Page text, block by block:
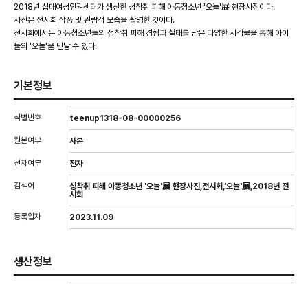
2018년 십대여성인권센터가 생산한 성착취 피해 아동청소년 '오늘'展 현장사진이다.
사진은 전시회 작품 및 관람객 모습을 촬영한 것이다.
전시회에서는 아동청소년들의 성착취 피해 경험과 실태를 담은 다양한 시각물을 통해 아이
들의 '오늘'을 만날 수 있다.
기본정보
식별번호 teenup1318-08-00000256
원본여부 사본
전자여부 전자
검색어
성착취 피해 아동청소년 '오늘'展 현장사진,전시회,'오늘'展,2018년 전
시회
등록일자 2023.11.09
생산정보